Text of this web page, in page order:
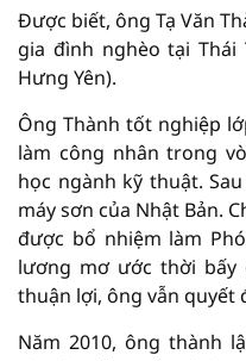
Được biết, ông Tạ Văn
gia đình nghèo tại Thái
Hưng Yên).
Ông Thành tốt nghiệp
làm công nhân trong
học ngành kỹ thuật.
máy sơn của Nhật Bản.
được bổ nhiệm làm
lương mơ ước thời
thuận lợi, ông vẫn quyết
Năm 2010, ông thành